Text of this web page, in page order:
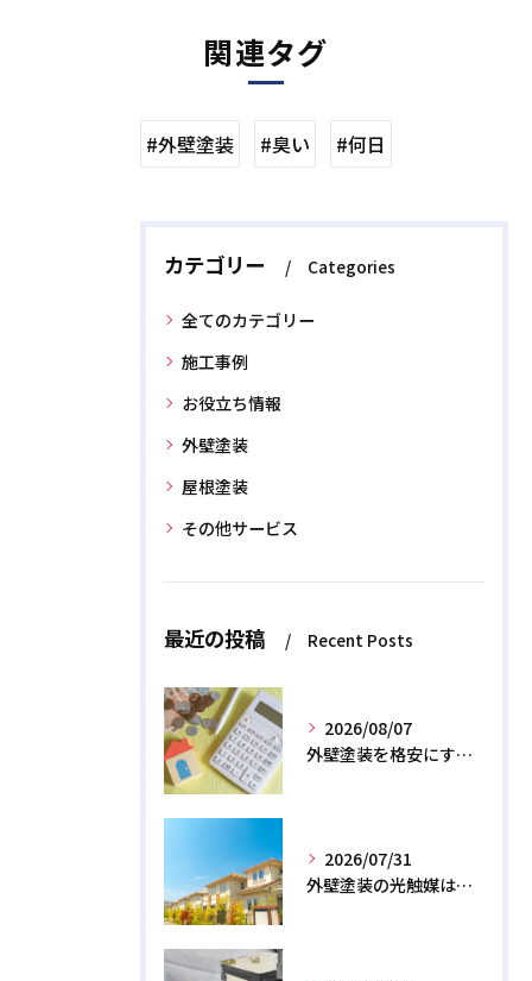
関連タグ
#外壁塗装 #臭い #何日
カテゴリー Categories
全てのカテゴリー
施工事例
お役立ち情報
外壁塗装
屋根塗装
その他サービス
最近の投稿 Recent Posts
2026/08/07
外壁塗装を格安にする裏ワザ！専門店に直接頼むと数十万浮く？
2026/07/31
外壁塗装の光触媒は効果なし？デメリットと2026年のリアル